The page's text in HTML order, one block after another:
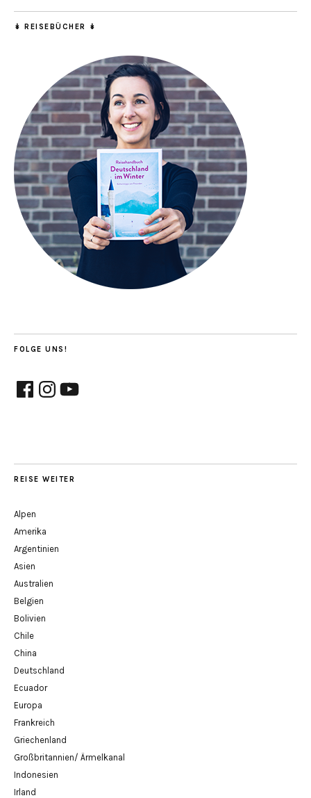
↡ REISEBÜCHER ↡
FOLGE UNS!
FacebookInstagram
YouTube
REISE WEITER
Alpen
Amerika
Argentinien
Asien
Australien
Belgien
Bolivien
Chile
China
Deutschland
Ecuador
Europa
Frankreich
Griechenland
Großbritannien/ Ärmelkanal
Indonesien
Irland